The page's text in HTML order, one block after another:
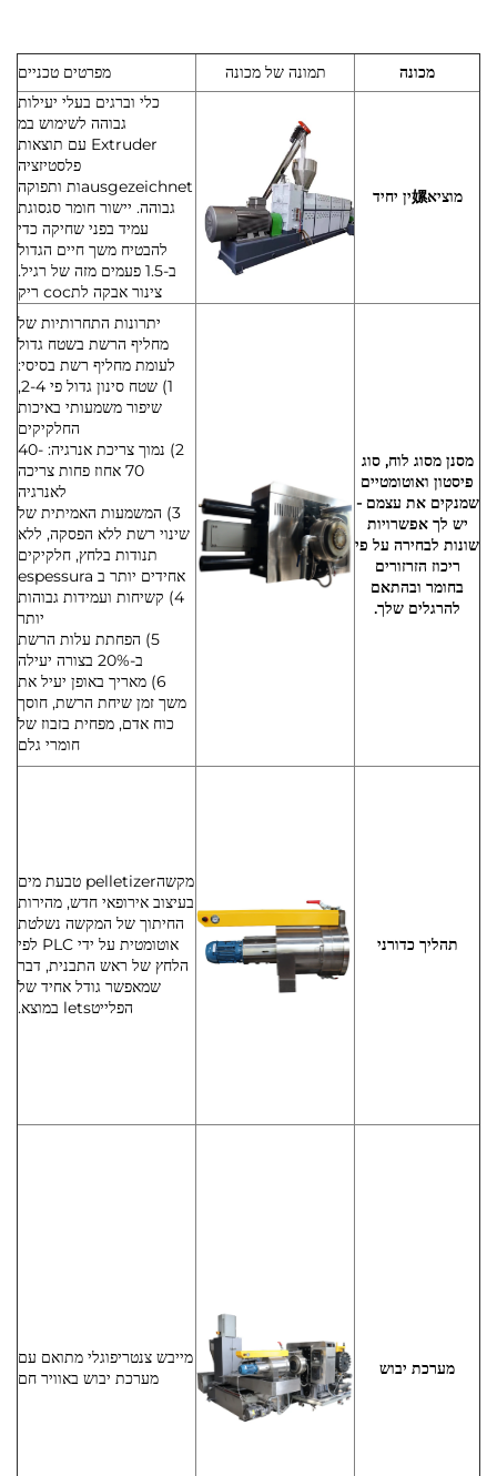
מכונה תמונה של מכונה מפרטים טכניים
מוציא嫘ין יחיד
כלי וברגים בעלי יעילות
גבוהה לשימוש במ
Extruder עם תוצאות
פלסטיזציה
ausgezeichnetות ותפוקה
גבוהה. יישור חומר סגסוגת
עמיד בפני שחיקה כדי
להבטיח משך חיים הגדול
ב-1.5 פעמים מזה של רגיל.
צינור אבקה לתсос ריק
מסנן מסוג לוח, סוג
פיסטון ואוטומטיים
שמנקים את עצמם -
יש לך אפשרויות
שונות לבחירה על פי
ריכוז הזרזורים
בחומר ובהתאם
להרגלים שלך.
יתרונות התחרותיות של
מחליף הרשת בשטח גדול
לעומת מחליף רשת בסיסי:
1) שטח סינון גדול פי 2-4,
שיפור משמעותי באיכות
החלקיקים
2) נמוך צריכת אנרגיה: 40-
70 אחוז פחות צריכה
לאנרגיה
3) המשמעות האמיתית של
שינוי רשת ללא הפסקה, ללא
תנודות בלחץ, חלקיקים
אחידים יותר ב espessura
4) קשיחות ועמידות גבוהות
יותר
5) הפחתת עלות הרשת
ב-20% בצורה יעילה
6) מאריך באופן יעיל את
משך זמן שיחת הרשת, חוסך
כוח אדם, מפחית בזבוז של
חומרי גלם
תהליך כדורני
מקשהpelletizer טבעת מים
בעיצוב אירופאי חדש, מהירות
החיתוך של המקשה נשלטת
אוטומטית על ידי PLC לפי
הלחץ של ראש התבנית, דבר
שמאפשר גודל אחיד של
הפלייטlets במוצא.
מערכת יבוש
מייבש צנטריפוגלי מתואם עם
מערכת יבוש באוויר חם